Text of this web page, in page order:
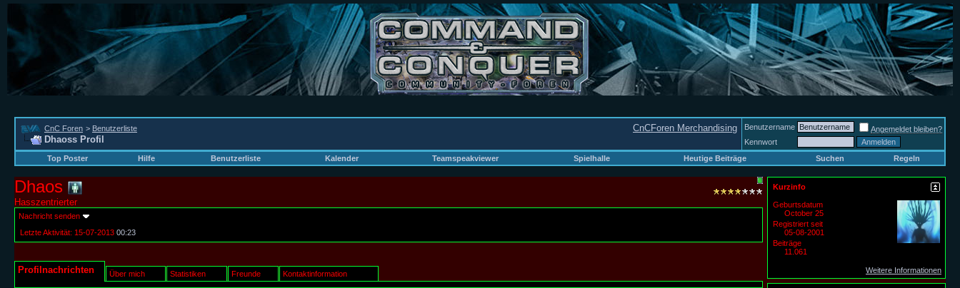
CnCForen Merchandising
CnC Foren > Benutzerliste
Dhaoss Profil
Benutzername
Angemeldet bleiben?
Kennwort
Top Poster
Hilfe Benutzerliste Kalender Teamspeakviewer Spielhalle Heutige Beiträge Suchen Regeln
Dhaos
Hasszentrierter
Nachricht senden
Letzte Aktivität: 15-07-2013 00:23
Profilnachrichten Über mich Statistiken Freunde Kontaktinformation
Kurzinfo
Geburtsdatum
October 25
Registriert seit
05-08-2001
Beiträge
11.061
Weitere Informationen